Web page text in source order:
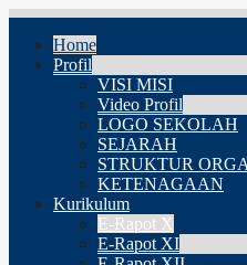
Home
Profil
VISI MISI
Video Profil
LOGO SEKOLAH
SEJARAH
STRUKTUR
KETENAGAAN
Kurikulum
E-Rapot X
E-Rapot XI